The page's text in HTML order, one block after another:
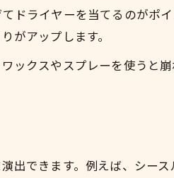
ドライヤーを当てるのがポ
がアップします。
ックスやスプレーを使うと
出できます。例えば、シー